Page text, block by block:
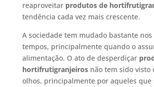
reaproveitar produtos de
tendência cada vez mais crescente.
A sociedade tem mudado bastante
tempos, principalmente quando o
alimentação. O ato de desperdiçar
hortifrutigranjeirosnão tem sido visto
olhos, principalmente por aqueles que